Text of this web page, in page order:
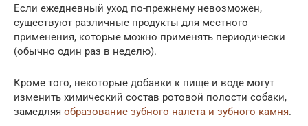
Если ежедневный уход по-прежнему невозможен,
существуют различные продукты для местного
применения, которые можно применять периодически
(обычно один раз в неделю).
Кроме того, некоторые добавки к пище и воде могут
изменить химический состав ротовой полости собаки,
замедляя образование зубного налета и зубного камня.